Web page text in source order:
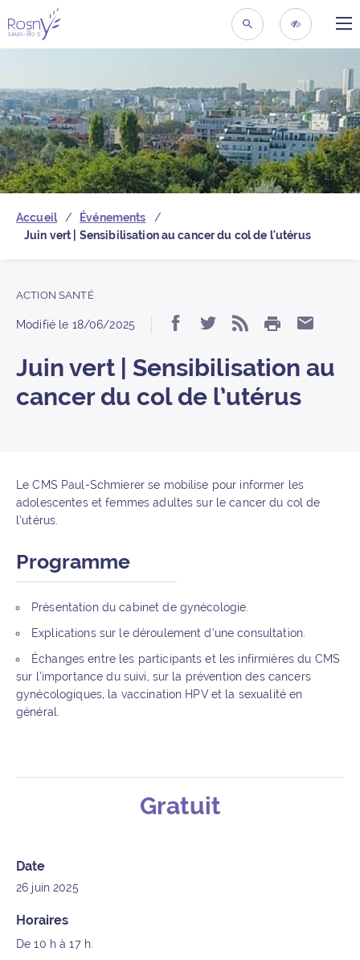
Retour à la pageRECHERCHER
Accueil
Événements
Juin vert | Sensibilisation au cancer du col de l'utérus
ACTION SANTÉ
Modifié le 18/06/2025 Partager « Juin vert |
Partager « Juin
S’abonner
IMPRIMER
Juin vert | Sensibilisation au
cancer du col de l’utérus
Le CMS Paul-Schmierer se mobilise pour informer les
adolescentes et femmes adultes sur le cancer du col de
l’utérus.
Programme
Présentation du cabinet de gynécologie.
Explications sur le déroulement d’une consultation.
Échanges entre les participants et les infirmières du CMS
sur l’importance du suivi, sur la prévention des cancers
gynécologiques, la vaccination HPV et la sexualité en
général.
Détails de l’événementGratuit
Date
26 juin 2025
Horaires
De 10 h à 17 h.